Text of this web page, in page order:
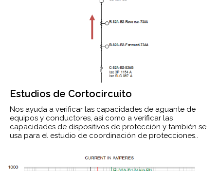
Estudios de Cortocircuito
Nos ayuda a verificar las capacidades de aguante de
equipos y conductores, así como a verificar las
capacidades de dispositivos de protección y también se
usa para el estudio de coordinación de protecciones..